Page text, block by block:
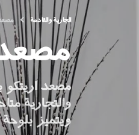
نبذة عن ARITCO
للمحترفين
اطلب جهاز هوم كيت
ابق على تواصل معنا
الجارية والقادمة
مصعد
والتجارية
ويتميز